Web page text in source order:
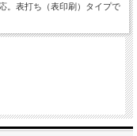
。表打ち（表印刷）タイプで